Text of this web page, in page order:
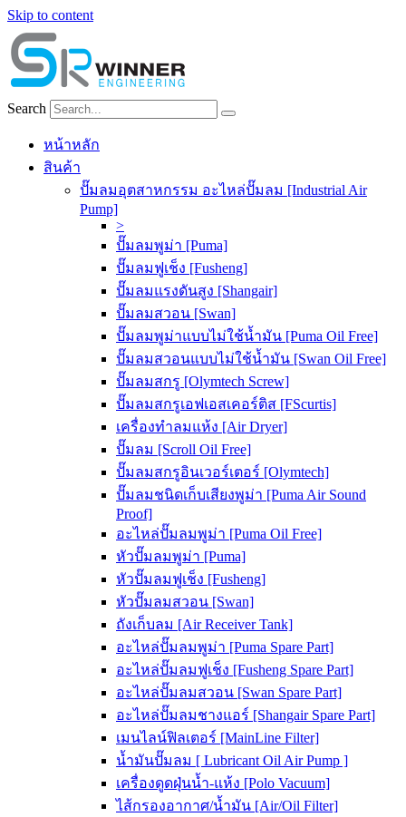
Skip to content
Search
หน้าหลัก
สินค้า
ปั๊มลมอุตสาหกรรม อะไหล่ปั๊มลม [Industrial Air
Pump]
>
ปั๊มลมพูม่า [Puma]
ปั๊มลมฟูเช็ง [Fusheng]
ปั๊มลมแรงดันสูง [Shangair]
ปั๊มลมสวอน [Swan]
ปั๊มลมพูม่าแบบไม่ใช้น้ำมัน [Puma Oil Free]
ปั๊มลมสวอนแบบไม่ใช้น้ำมัน [Swan Oil Free]
ปั๊มลมสกรู [Olymtech Screw]
ปั๊มลมสกรูเอฟเอสเคอร์ติส [FScurtis]
เครื่องทำลมแห้ง [Air Dryer]
ปั๊มลม [Scroll Oil Free]
ปั๊มลมสกรูอินเวอร์เตอร์ [Olymtech]
ปั๊มลมชนิดเก็บเสียงพูม่า [Puma Air Sound
Proof]
อะไหล่ปั๊มลมพูม่า [Puma Oil Free]
หัวปั๊มลมพูม่า [Puma]
หัวปั๊มลมฟูเช็ง [Fusheng]
หัวปั๊มลมสวอน [Swan]
ถังเก็บลม [Air Receiver Tank]
อะไหล่ปั๊มลมพูม่า [Puma Spare Part]
อะไหล่ปั๊มลมฟูเช็ง [Fusheng Spare Part]
อะไหล่ปั๊มลมสวอน [Swan Spare Part]
อะไหล่ปั๊มลมชางแอร์ [Shangair Spare Part]
เมนไลน์ฟิลเตอร์ [MainLine Filter]
น้ำมันปั๊มลม [ Lubricant Oil Air Pump ]
เครื่องดูดฝุ่นน้ำ-แห้ง [Polo Vacuum]
ไส้กรองอากาศ/น้ำมัน [Air/Oil Filter]